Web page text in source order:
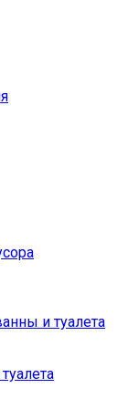
и туалета